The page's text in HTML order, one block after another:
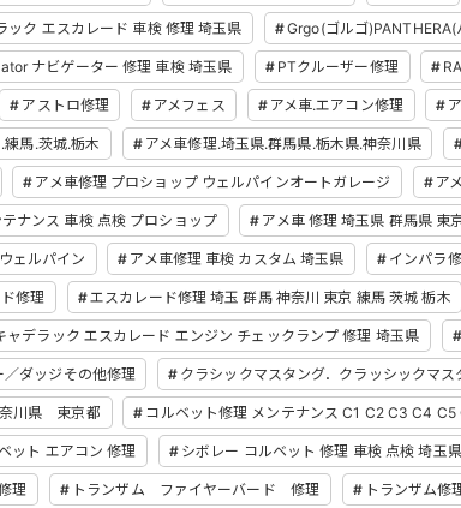
ック エスカレード 車検 修理 埼玉県 Grgo(ゴルゴ)PANTHERA(
ナビゲーター 修理 車検 埼玉県 PTクルーザー修理
アストロ修理 アメフェス アメ車.エアコン修理
練馬.茨城.栃木 アメ車修理.埼玉県.群馬県.栃木県.神奈川県
アメ車修理 プロショップ ウェルパインオートガレージ ア
ナンス 車検 点検 プロショップ アメ車 修理 埼玉県 群馬県 東
ェルパイン アメ車修理 車検 カスタム 埼玉県 インパラ
修理 エスカレード修理 埼玉 群馬 神奈川 東京 練馬 茨城 栃木
ャデラック エスカレード エンジン チェックランプ 修理 埼玉県
／ダッジその他修理 クラシックマスタング．クラッシックマス
川県 東京都 コルベット修理 メンテナンス C1 C2 C3 C4 C5
ット エアコン 修理 シボレー コルベット 修理 車検 点検 埼玉県
理 トランザム ファイヤーバード 修理 トランザム修